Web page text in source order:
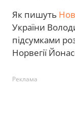
Як пишуть
України
підсумками
Норвегії
Реклама